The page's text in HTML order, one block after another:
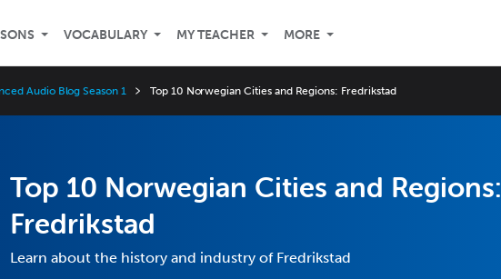
VOCABULARY MY TEACHER MORE
Audio Blog Season 1 Top 10 Norwegian Cities and Regions: Fredrikstad
Top 10 Norwegian Cities and Regions:
Fredrikstad
Learn about the history and industry of Fredrikstad